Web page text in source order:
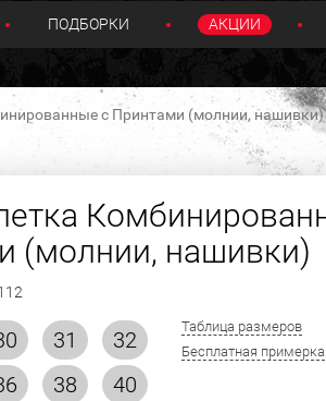
ПОДБОРКИ АКЦИИ
с Принтами (молнии, нашивки)
(молнии, нашивки)
31
32
38
40
Таблица размеров
Бесплатная примерка